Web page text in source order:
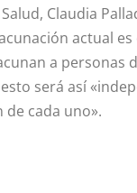
Claudia
actual
a personas
será así
de cada uno».